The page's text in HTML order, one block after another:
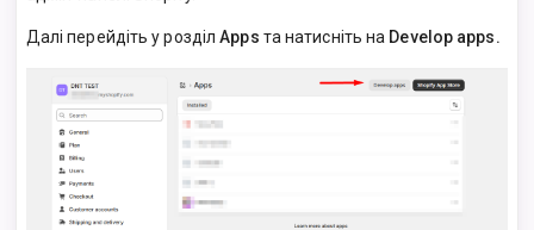
Далі перейдіть у розділApps та натисніть на Develop apps.